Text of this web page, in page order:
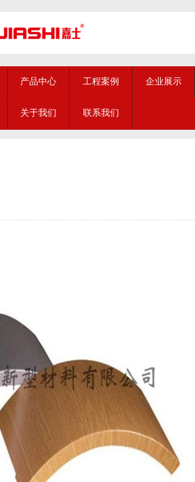
产品中心 工程案例 企业展示
关于我们 联系我们